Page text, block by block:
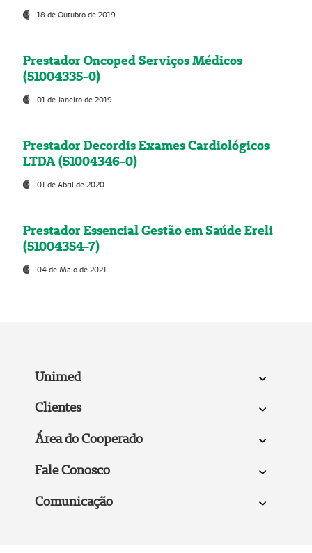
18 de Outubro de 2019
Prestador Oncoped Serviços Médicos
(51004335-0)
01 de Janeiro de 2019
Prestador Decordis Exames Cardiológicos
LTDA (51004346-0)
01 de Abril de 2020
Prestador Essencial Gestão em Saúde Ereli
(51004354-7)
04 de Maio de 2021
Unimed
Clientes
Área do Cooperado
Fale Conosco
Comunicação